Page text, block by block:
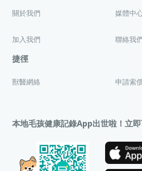
關於我們 媒體中
加入我們 聯絡我
捷徑
獸醫網絡 申請索
本地毛孩健康記錄App出世啦！立即